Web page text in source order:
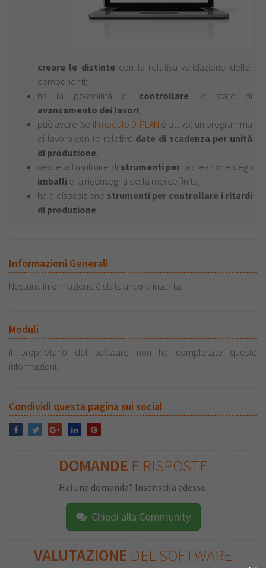
creare le distinte con la relativa validazione delle
componenti;
ha la possibilità di controllare lo stato di
avanzamento dei lavori;
può avere (se il modulo D-PLAN è attivo) un programma
di lavoro con le relative date di scadenza per unità
di produzione;
riesce ad usufruire di strumenti per la creazione degli
imballi e la riconsegna della merce finita;
ha a disposizione strumenti per controllare i ritardi
di produzione.
Informazioni Generali
Nessuna informazione è stata ancora inserita.
Moduli
il proprietario del software non ha completato queste
informazioni.
Condividi questa pagina sui social
DOMANDE E RISPOSTE
Hai una domanda? Inseriscila adesso.
Chiedi alla Community
VALUTAZIONE DEL SOFTWARE